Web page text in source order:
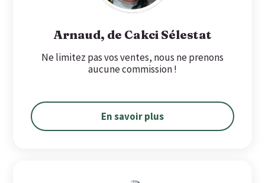
Arnaud, de Cakci Sélestat
Ne limitez pas vos ventes, nous ne prenons
aucune commission !
En savoir plus